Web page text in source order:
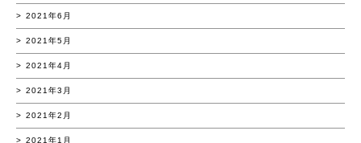
2021年6月
2021年5月
2021年4月
2021年3月
2021年2月
2021年1月